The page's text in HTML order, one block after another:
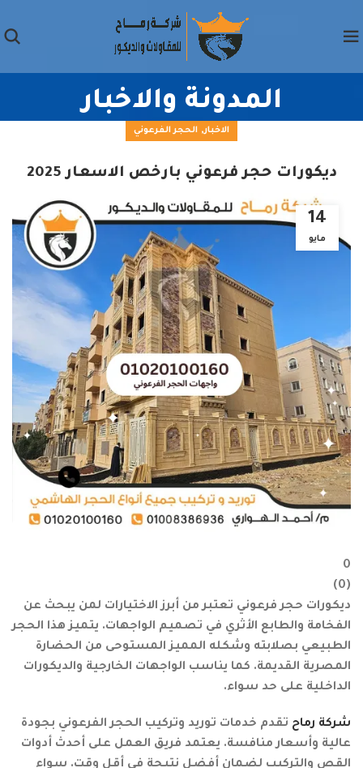
المدونة والاخبار
الاخبار, الحجر الفرعوني
ديكورات حجر فرعوني بارخص الاسعار 2025
14
مايو
0
(
0
)
ديكورات حجر فرعوني تعتبر من أبرز الاختيارات لمن يبحث عن
الفخامة والطابع الأثري في تصميم الواجهات. يتميز هذا الحجر
الطبيعي بصلابته وشكله المميز المستوحى من الحضارة
المصرية القديمة. كما يناسب الواجهات الخارجية والديكورات
الداخلية على حد سواء.
شركة رماح تقدم خدمات توريد وتركيب الحجر الفرعوني بجودة
عالية وأسعار منافسة. يعتمد فريق العمل على أحدث أدوات
القص والتركيب لضمان أفضل نتيجة في أقل وقت. سواء